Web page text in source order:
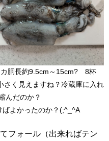
胴長約9.5cm～15cm? 8杯
さく見えますね？冷蔵庫に入れ
んだのか？
ばよかったのか？(;^_^A
フォール（出来ればテン